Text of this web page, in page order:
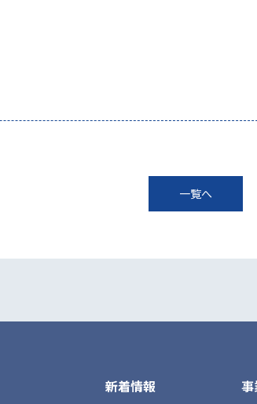
一覧へ
新着情報 事